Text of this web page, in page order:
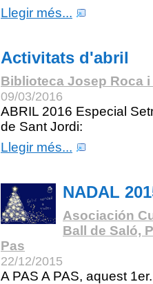
Llegir més...
Activitats d'abril
Biblioteca Josep Roca
09/03/2016
ABRIL 2016 Especial
de Sant Jordi:
Llegir més...
NADAL
Asociación
Ball de Saló,
Pas
22/12/2015
A PAS A PAS, aquest 1er.